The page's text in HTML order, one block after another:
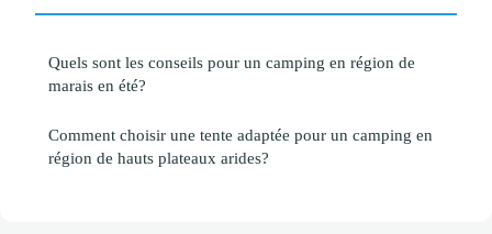
Quels sont les conseils pour un camping en région de
marais en été?
Comment choisir une tente adaptée pour un camping en
région de hauts plateaux arides?